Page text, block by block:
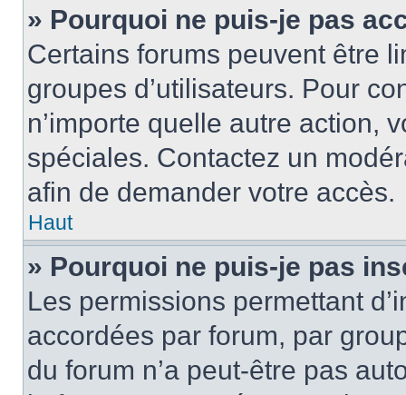
» Pourquoi ne puis-je pas
Certains forums peuvent être
groupes d’utilisateurs. Pour
n’importe quelle autre action,
spéciales. Contactez un
afin de demander votre accès.
Haut
» Pourquoi ne puis-je pas
Les permissions permettant
accordées par forum, par
du forum n’a peut-être pas